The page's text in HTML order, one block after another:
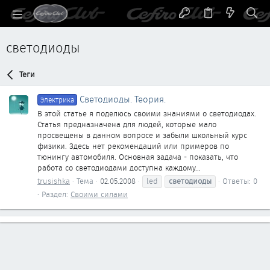
светодиоды
Теги
Электрика Светодиоды. Теория.
В этой статье я поделюсь своими знаниями о светодиодах.
Статья предназначена для людей, которые мало
просвещены в данном вопросе и забыли школьный курс
физики. Здесь нет рекомендаций или примеров по
тюнингу автомобиля. Основная задача - показать, что
работа со светодиодами доступна каждому...
trusishka
Тема 02.05.2008 led светодиоды
Ответы: 0
Раздел: Своими силами